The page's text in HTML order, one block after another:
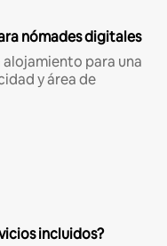
nómades digitales
alojamiento para una
y área de
incluidos?